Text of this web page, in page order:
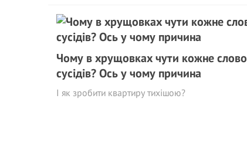
Чому в хрущовках чути кожне слово
сусідів? Ось у чому причина
І як зробити квартиру тихішою?